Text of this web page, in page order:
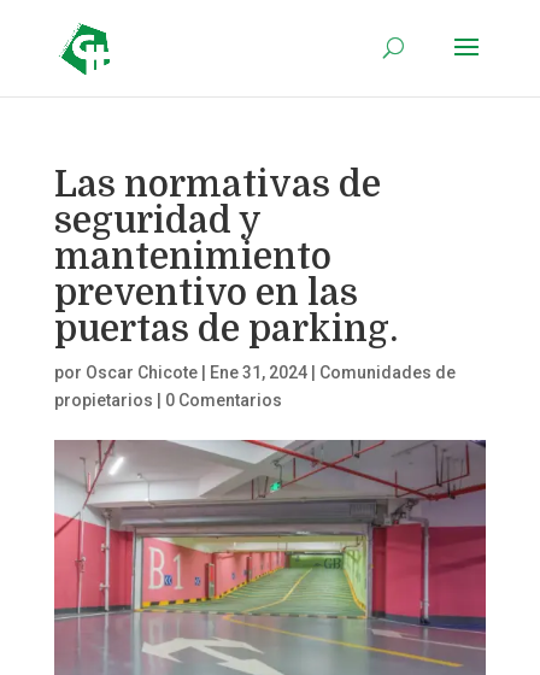
Las normativas de
seguridad y
mantenimiento
preventivo en las
puertas de parking.
por Oscar Chicote| Ene 31, 2024| Comunidades de
propietarios
0 Comentarios